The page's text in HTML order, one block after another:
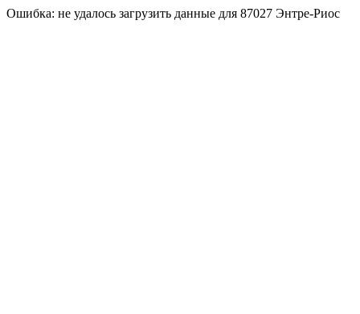
Ошибка: не удалось загрузить данные для 87027 Энтре-Риос